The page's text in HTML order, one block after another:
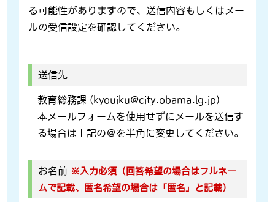
る可能性がありますので、送信内容もしくはメー
ルの受信設定を確認してください。
送信先
教育総務課 (kyouiku@city.obama.lg.jp)
本メールフォームを使用せずにメールを送信す
る場合は上記の＠を半角に変更してください。
お名前 ※入力必須（回答希望の場合はフルネー
ムで記載、匿名希望の場合は「匿名」と記載）